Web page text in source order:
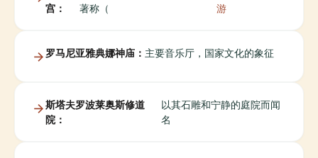
宫：
著称（
游
罗马尼亚雅典娜神庙： 主要音乐厅，国家文化的象征
斯塔夫罗波莱奥斯修道
院：
以其石雕和宁静的庭院而闻
名